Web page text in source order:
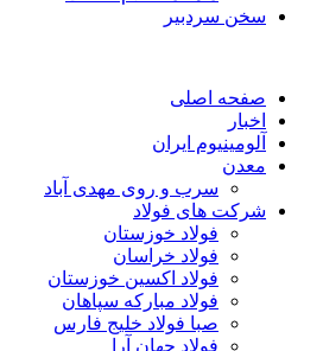
سخن سردبیر
صفحه اصلی
اخبار
آلومینیوم ایران
معدن
سرب و روی مهدی آباد
شرکت های فولاد
فولاد خوزستان
فولاد خراسان
فولاد اکسین خوزستان
فولاد مبارکه سپاهان
صبا فولاد خلیج فارس
فولاد جهان آرا